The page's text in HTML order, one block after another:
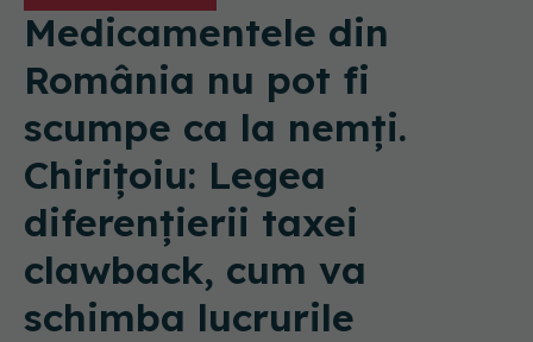
Medicamentele din
România nu pot fi
scumpe ca la nemți.
Chirițoiu: Legea
diferențierii taxei
clawback, cum va
schimba lucrurile